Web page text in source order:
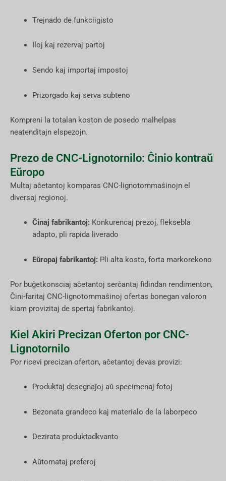
Trejnado de funkciigisto
Iloj kaj rezervaj partoj
Sendo kaj importaj impostoj
Prizorgado kaj serva subteno
Kompreni la totalan koston de posedo malhelpas
neatenditajn elspezojn.
Prezo de CNC-Lignotornilo: Ĉinio kontraŭ
Eŭropo
Multaj aĉetantoj komparas CNC-lignotornmaŝinojn el
diversaj regionoj.
Ĉinaj fabrikantoj:Konkurencaj prezoj, fleksebla
adapto, pli rapida liverado
Eŭropaj fabrikantoj:Pli alta kosto, forta markorekono
Por buĝetkonsciaj aĉetantoj serĉantaj fidindan rendimenton,
Ĉini-faritaj CNC-lignotornmaŝinoj ofertas bonegan valoron
kiam provizitaj de spertaj fabrikantoj.
Kiel Akiri Precizan Oferton por CNC-
Lignotornilo
Por ricevi precizan oferton, aĉetantoj devas provizi:
Produktaj desegnaĵoj aŭ specimenaj fotoj
Bezonata grandeco kaj materialo de la laborpeco
Dezirata produktadkvanto
Aŭtomataj preferoj